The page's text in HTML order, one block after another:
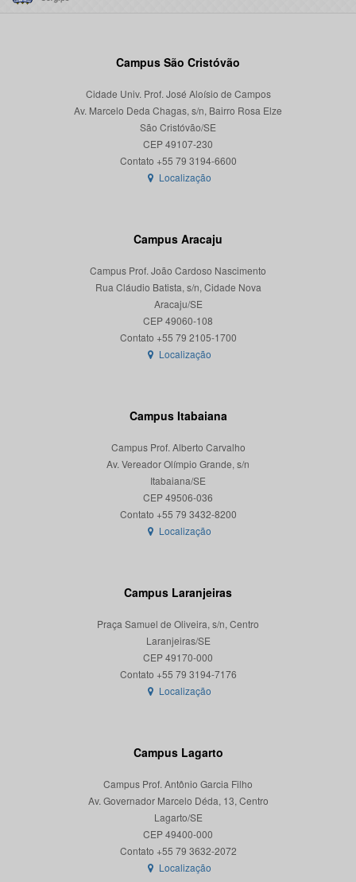
Campus São Cristóvão
Cidade Univ. Prof. José Aloísio de Campos
Av. Marcelo Deda Chagas, s/n, Bairro Rosa Elze
São Cristóvão/SE
CEP 49107-230
Localização
Campus Aracaju
Campus Prof. João Cardoso Nascimento
Rua Cláudio Batista, s/n, Cidade Nova
Aracaju/SE
CEP 49060-108
Localização
Campus Itabaiana
Campus Prof. Alberto Carvalho
Av. Vereador Olímpio Grande, s/n
Itabaiana/SE
CEP 49506-036
Localização
Campus Laranjeiras
Praça Samuel de Oliveira, s/n, Centro
Laranjeiras/SE
CEP 49170-000
Localização
Campus Lagarto
Campus Prof. Antônio Garcia Filho
Av. Governador Marcelo Déda, 13, Centro
Lagarto/SE
CEP 49400-000
Localização